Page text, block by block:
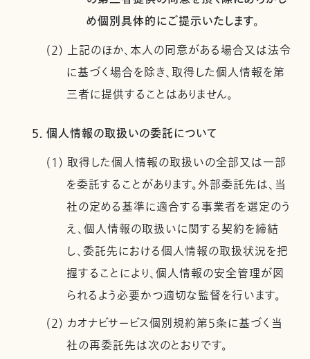
め個別具体的にご提示いたします。
(2) 上記のほか、本人の同意がある場合又は法令
に基づく場合を除き、取得した個人情報を第
三者に提供することはありません。
5. 個人情報の取扱いの委託について
(1) 取得した個人情報の取扱いの全部又は一部
を委託することがあります。外部委託先は、当
社の定める基準に適合する事業者を選定のう
え、個人情報の取扱いに関する契約を締結
し、委託先における個人情報の取扱状況を把
握することにより、個人情報の安全管理が図
られるよう必要かつ適切な監督を行います。
(2) カオナビサービス個別規約第5条に基づく当
社の再委託先は次のとおりです。